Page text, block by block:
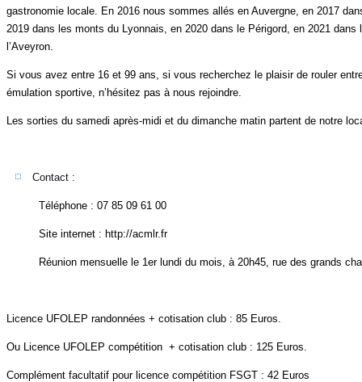
gastronomie locale. En 2016 nous sommes allés en Auvergne, en 2017
2019 dans les monts du Lyonnais, en 2020 dans le Périgord, en 2021
l’Aveyron.
Si vous avez entre 16 et 99 ans, si vous recherchez le plaisir de rouler
émulation sportive, n’hésitez pas à nous rejoindre.
Les sorties du samedi après-midi et du dimanche matin partent de notre
Contact :
Téléphone : 07 85 09 61 00
Site internet : http://acmlr.fr
Réunion mensuelle le 1er lundi du mois, à 20h45, rue des grands
Licence UFOLEP randonnées + cotisation club : 85 Euros.
Ou Licence UFOLEP compétition + cotisation club : 125 Euros.
Complément facultatif pour licence compétition FSGT : 42 Euros